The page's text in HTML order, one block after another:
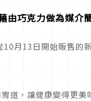
由巧克力做為媒介
月13日開始販售的
道，讓健康變得更